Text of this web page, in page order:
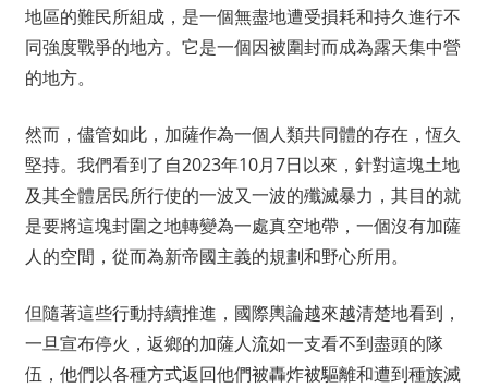
地區的難民所組成，是一個無盡地遭受損耗和持久進行不
同強度戰爭的地方。它是一個因被圍封而成為露天集中營
的地方。
然而，儘管如此，加薩作為一個人類共同體的存在，恆久
堅持。我們看到了自2023年10月7日以來，針對這塊土地
及其全體居民所行使的一波又一波的殲滅暴力，其目的就
是要將這塊封圍之地轉變為一處真空地帶，一個沒有加薩
人的空間，從而為新帝國主義的規劃和野心所用。
但隨著這些行動持續推進，國際輿論越來越清楚地看到，
一旦宣布停火，返鄉的加薩人流如一支看不到盡頭的隊
伍，他們以各種方式返回他們被轟炸被驅離和遭到種族滅